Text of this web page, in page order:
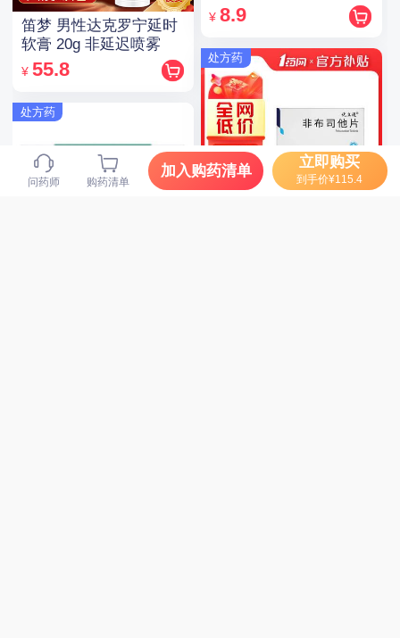
问药师 购药清单
加入购药清单
立即购买
到手价¥115.4
笛梦 男性达克罗宁延时
软膏 20g 非延迟喷雾
¥ 55.8
处方药
¥ 8.9
处方药